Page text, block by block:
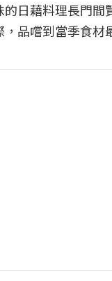
日藉料理長門
品嚐到當季食材